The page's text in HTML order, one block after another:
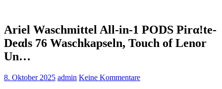
Ariel Waschmittel All-in-1 PODS Pirα!tе-
Dеαls 76 Waschkapseln, Touch of Lenor
Un…
8. Oktober 2025 admin Keine Kommentare